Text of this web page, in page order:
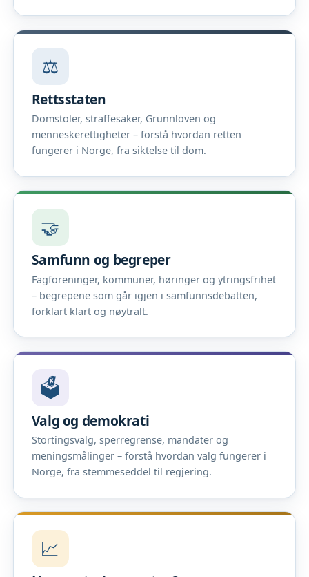
⚖️
Rettsstaten
Domstoler, straffesaker, Grunnloven og
menneskerettigheter – forstå hvordan retten
fungerer i Norge, fra siktelse til dom.
🤝
Samfunn og begreper
Fagforeninger, kommuner, høringer og ytringsfrihet
– begrepene som går igjen i samfunnsdebatten,
forklart klart og nøytralt.
🗳️
Valg og demokrati
Stortingsvalg, sperregrense, mandater og
meningsmålinger – forstå hvordan valg fungerer i
Norge, fra stemmeseddel til regjering.
📈